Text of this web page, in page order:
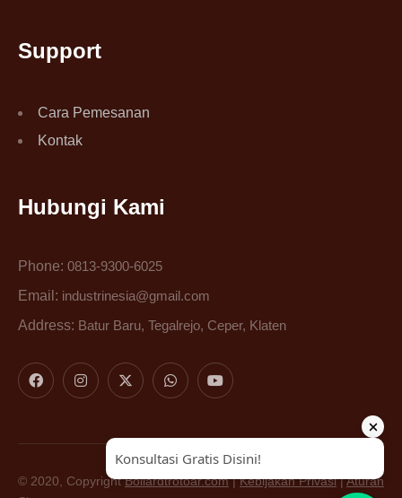
Support
Cara Pemesanan
Kontak
Hubungi Kami
Phone: 0813-9300-6025
Email: industrinesia@gmail.com
Address: Batur Baru, Tegalrejo, Ceper, Klaten
© 2020, CopyrightBollardtrotoar.com|Kebijakan Privasi|Aturan